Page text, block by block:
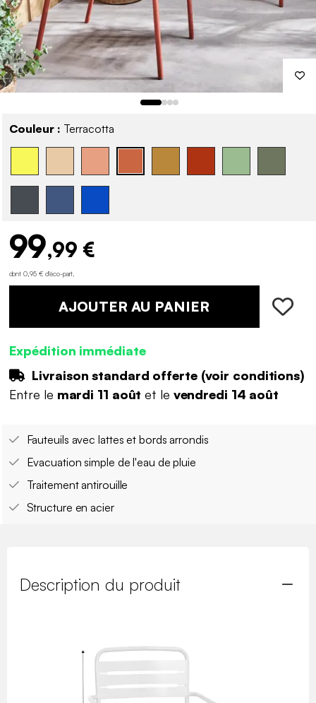
Couleur : Terracotta
99,99 €
dont 0,95 € d'éco-part
AJOUTER AU PANIER
Expédition immédiate
Livraison standard offerte (voir conditions)
Entre le mardi 11 août et le vendredi 14 août
Fauteuils avec lattes et bords arrondis
Evacuation simple de l'eau de pluie
Traitement antirouille
Structure en acier
Description du produit